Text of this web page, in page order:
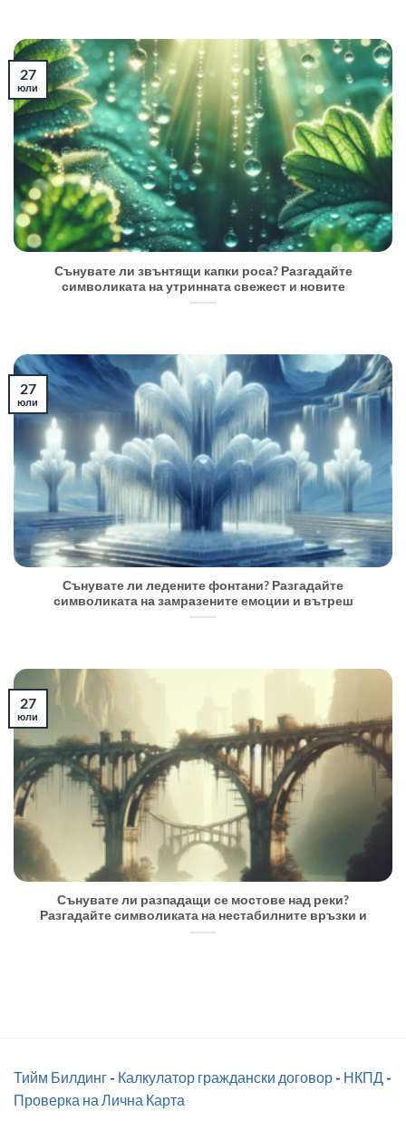
Сънувате ли звънтящи капки роса? Разгадайте
символиката на утринната свежест и новите
27
юли
Сънувате ли ледените фонтани? Разгадайте
символиката на замразените емоции и вътреш
27
юли
Сънувате ли разпадащи се мостове над реки?
Разгадайте символиката на нестабилните връзки и
27
юли
Тийм Билдинг- Калкулатор граждански договор- НКПД-
Проверка на Лична Карта